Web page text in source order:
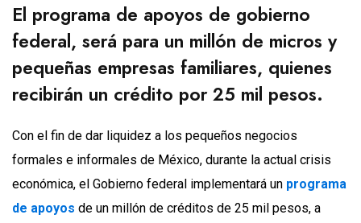
El programa de apoyos de gobierno
federal, será para un millón de micros y
pequeñas empresas familiares, quienes
recibirán un crédito por 25 mil pesos.
Con el fin de dar liquidez a los pequeños negocios
formales e informales de México, durante la actual crisis
económica, el Gobierno federal implementará un programa
de apoyos de un millón de créditos de 25 mil pesos, a